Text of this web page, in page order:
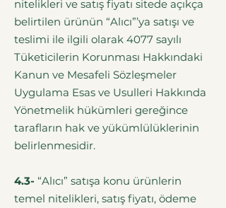
nitelikleri ve satış fiyatı sitede açıkça
belirtilen ürünün “Alıcı”’ya satışı ve
teslimi ile ilgili olarak 4077 sayılı
Tüketicilerin Korunması Hakkındaki
Kanun ve Mesafeli Sözleşmeler
Uygulama Esas ve Usulleri Hakkında
Yönetmelik hükümleri gereğince
tarafların hak ve yükümlülüklerinin
belirlenmesidir.
4.3- “Alıcı” satışa konu ürünlerin
temel nitelikleri, satış fiyatı, ödeme